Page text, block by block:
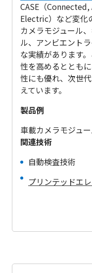
CASE（
Electric）など変化
カメラモジュール
ル、アンビエント
な実績があります
性を高めるととも
性にも優れ、次世
えています。
製品例
車載カメラモジュ
関連技術
自動検査技術
プリンテッドエ